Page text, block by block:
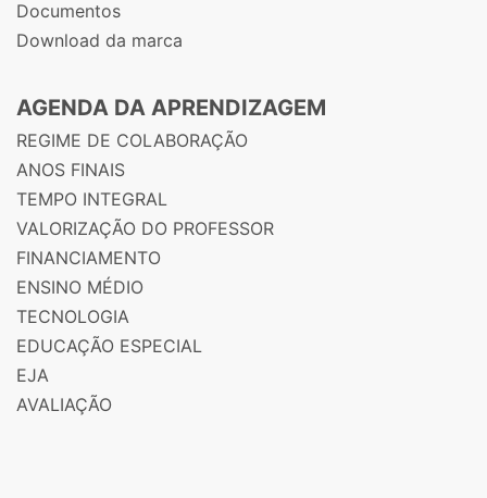
Documentos
Download da marca
AGENDA DA APRENDIZAGEM
REGIME DE COLABORAÇÃO
ANOS FINAIS
TEMPO INTEGRAL
VALORIZAÇÃO DO PROFESSOR
FINANCIAMENTO
ENSINO MÉDIO
TECNOLOGIA
EDUCAÇÃO ESPECIAL
EJA
AVALIAÇÃO